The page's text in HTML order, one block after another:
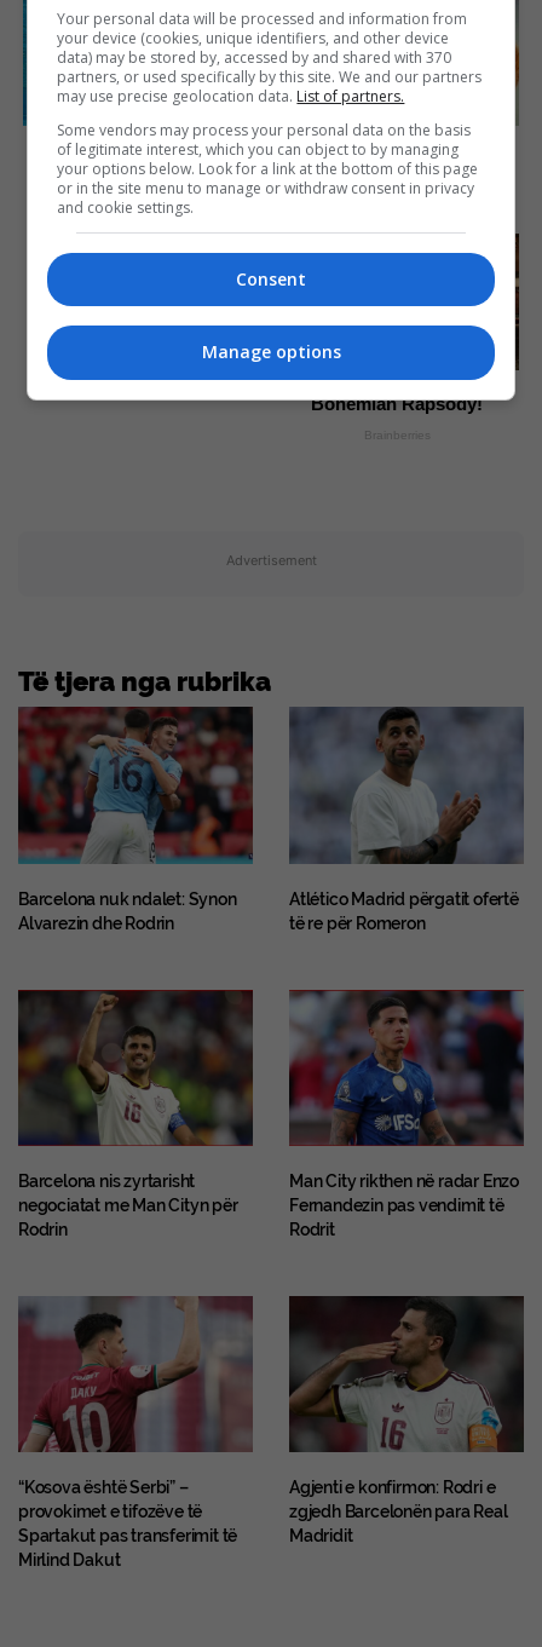
Why this ordinary drink is
the secret to feeling your
best every day
CTA Love
90s Hair Trends That
Screamed "Please Don't
Try"
Are You The Same Alone
And With Others? Find Out
Brainberries
And They Did Show This In
Bohemian Rapsody!
Brainberries
Advertisement
Të tjera nga rubrika
Barcelona nuk ndalet: Synon
Alvarezin dhe Rodrin
Atlético Madrid përgatit ofertë
të re për Romeron
Barcelona nis zyrtarisht
negociatat me Man Cityn për
Rodrin
Man City rikthen në radar Enzo
Fernandezin pas vendimit të
Rodrit
“Kosova është Serbi” –
provokimet e tifozëve të
Spartakut pas transferimit të
Mirlind Dakut
Agjenti e konfirmon: Rodri e
zgjedh Barcelonën para Real
Madridit
Your personal data will be processed and information from
your device (cookies, unique identifiers, and other device
data) may be stored by, accessed by and shared with 370
partners, or used specifically by this site. We and our partners
may use precise geolocation data. List of partners.
Some vendors may process your personal data on the basis
of legitimate interest, which you can object to by managing
your options below. Look for a link at the bottom of this page
or in the site menu to manage or withdraw consent in privacy
and cookie settings.
Consent
Manage options